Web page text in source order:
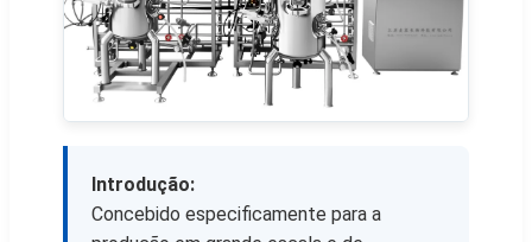
Introdução:
Concebido especificamente para a